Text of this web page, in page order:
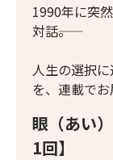
眼（あい
1回】
1990年に突
対話――。
人生の選択
を、連載でお